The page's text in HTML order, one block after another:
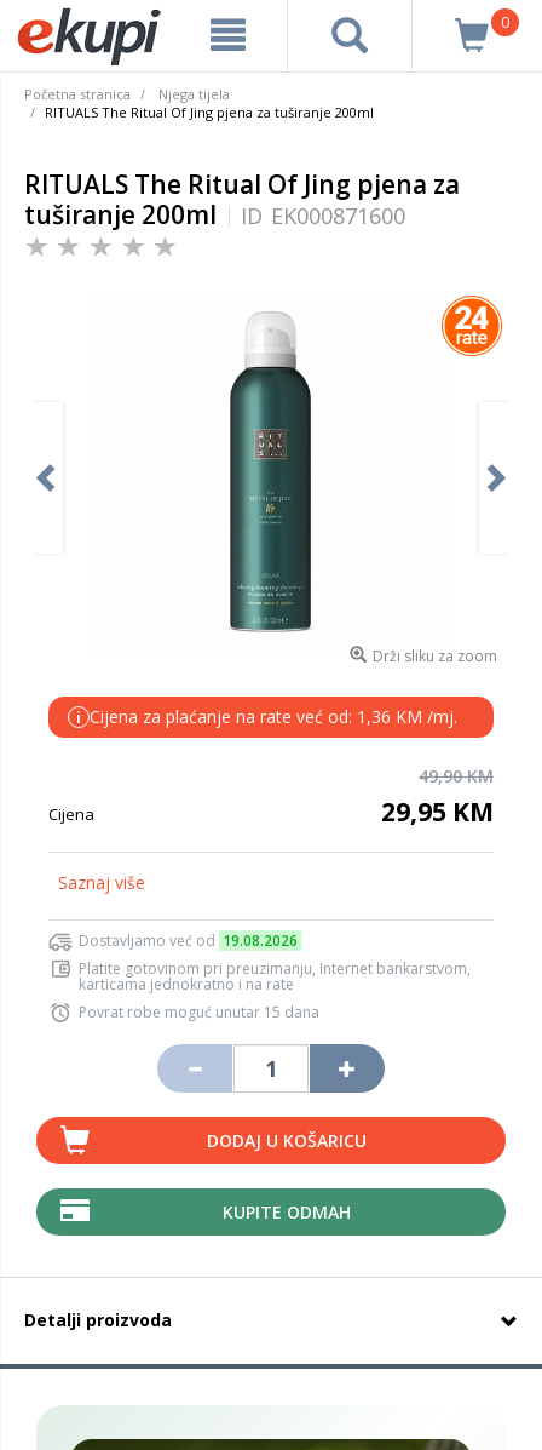
0
Početna stranica
Njega tijela
RITUALS The Ritual Of Jing pjena za tuširanje 200ml
RITUALS The Ritual Of Jing pjena za
tuširanje 200ml
ID EK000871600
Drži sliku za zoom
i Cijena za plaćanje na rate već od: 1,36 KM /mj.
49,90 KM
Cijena 29,95 KM
Saznaj više
Dostavljamo već od 19.08.2026
Platite gotovinom pri preuzimanju, Internet bankarstvom,
karticama jednokratno i na rate
Povrat robe moguć unutar 15 dana
DODAJ U KOŠARICU
KUPITE ODMAH
Detalji proizvoda